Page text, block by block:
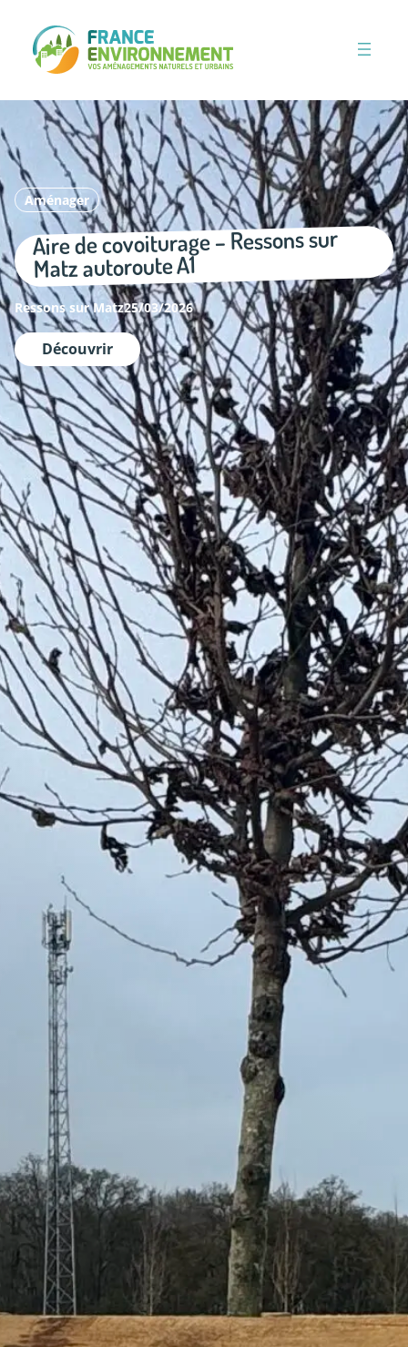
Aller
contenu
Aménager
Aire de covoiturage – Ressons sur
Matz autoroute A1
Ressons sur Matz25/03/2026
Découvrir